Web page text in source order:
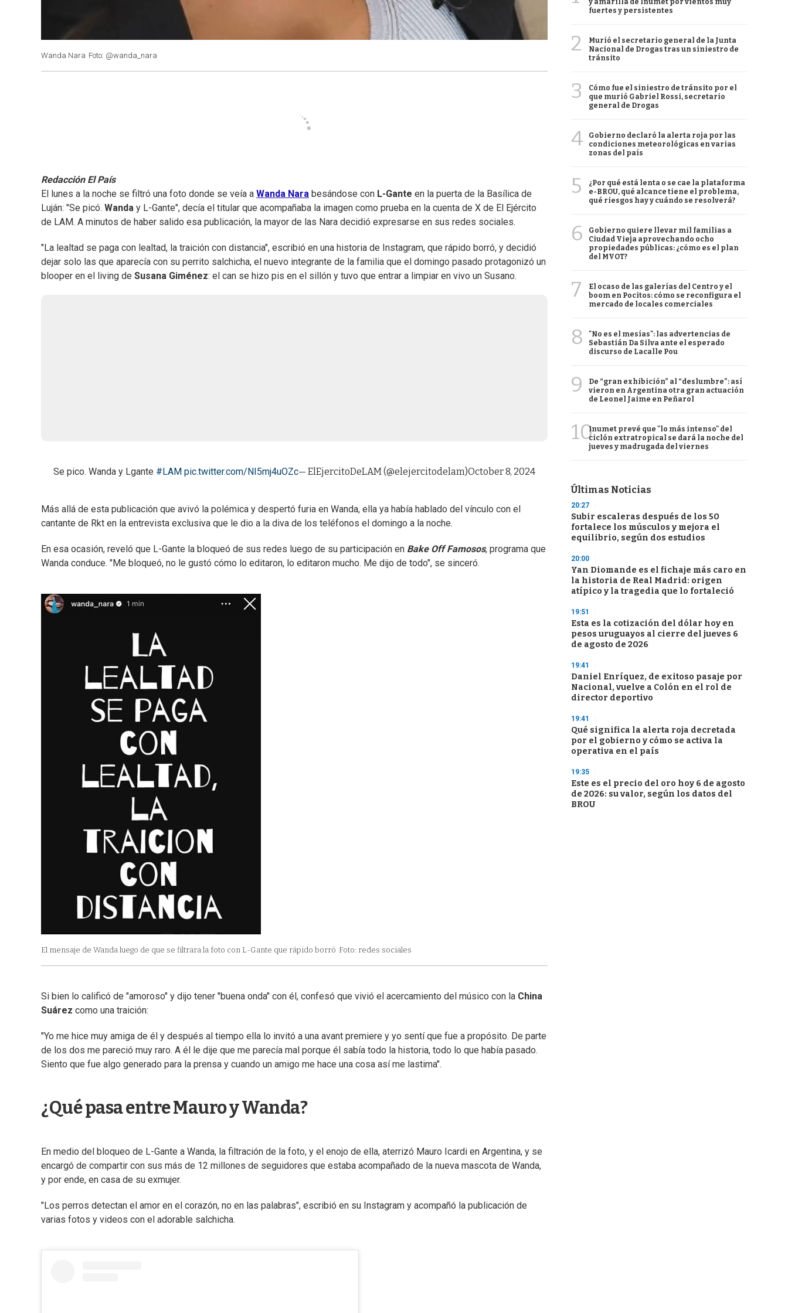
Wanda Nara Foto: @wanda_nara
Redacción El País
El lunes a la noche se filtró una foto donde se veía a Wanda Nara besándose con L-Gante en la puerta de la Basílica de
Luján: "Se picó. Wanda y L-Gante", decía el titular que acompañaba la imagen como prueba en la cuenta de X de El Ejército
de LAM. A minutos de haber salido esa publicación, la mayor de las Nara decidió expresarse en sus redes sociales.
"La lealtad se paga con lealtad, la traición con distancia", escribió en una historia de Instagram, que rápido borró, y decidió
dejar solo las que aparecía con su perrito salchicha, el nuevo integrante de la familia que el domingo pasado protagonizó un
blooper en el living de Susana Giménez: el can se hizo pis en el sillón y tuvo que entrar a limpiar en vivo un Susano.
Se pico. Wanda y Lgante #LAM pic.twitter.com/NI5mj4uOZc— ElEjercitoDeLAM (@elejercitodelam)October 8, 2024
Más allá de esta publicación que avivó la polémica y despertó furia en Wanda, ella ya había hablado del vínculo con el
cantante de Rkt en la entrevista exclusiva que le dio a la diva de los teléfonos el domingo a la noche.
En esa ocasión, reveló que L-Gante la bloqueó de sus redes luego de su participación en Bake Off Famosos, programa que
Wanda conduce. "Me bloqueó, no le gustó cómo lo editaron, lo editaron mucho. Me dijo de todo", se sinceró.
El mensaje de Wanda luego de que se filtrara la foto con L-Gante que rápido borró Foto: redes sociales
Si bien lo calificó de "amoroso" y dijo tener "buena onda" con él, confesó que vivió el acercamiento del músico con la China
Suárez como una traición:
"Yo me hice muy amiga de él y después al tiempo ella lo invitó a una avant premiere y yo sentí que fue a propósito. De parte
de los dos me pareció muy raro. A él le dije que me parecía mal porque él sabía todo la historia, todo lo que había pasado.
Siento que fue algo generado para la prensa y cuando un amigo me hace una cosa así me lastima".
¿Qué pasa entre Mauro y Wanda?
En medio del bloqueo de L-Gante a Wanda, la filtración de la foto, y el enojo de ella, aterrizó Mauro Icardi en Argentina, y se
encargó de compartir con sus más de 12 millones de seguidores que estaba acompañado de la nueva mascota de Wanda,
y por ende, en casa de su exmujer.
"Los perros detectan el amor en el corazón, no en las palabras", escribió en su Instagram y acompañó la publicación de
varias fotos y videos con el adorable salchicha.
y amarilla de Inumet por vientos muy
fuertes y persistentes
2
Murió el secretario general de la Junta
Nacional de Drogas tras un siniestro de
tránsito
3
Cómo fue el siniestro de tránsito por el
que murió Gabriel Rossi, secretario
general de Drogas
4
Gobierno declaró la alerta roja por las
condiciones meteorológicas en varias
zonas del país
5
¿Por qué está lenta o se cae la plataforma
e-BROU, qué alcance tiene el problema,
qué riesgos hay y cuándo se resolverá?
6
Gobierno quiere llevar mil familias a
Ciudad Vieja aprovechando ocho
propiedades públicas: ¿cómo es el plan
del MVOT?
7
El ocaso de las galerías del Centro y el
boom en Pocitos: cómo se reconfigura el
mercado de locales comerciales
8
"No es el mesías": las advertencias de
Sebastián Da Silva ante el esperado
discurso de Lacalle Pou
9
De “gran exhibición” al “deslumbre”: así
vieron en Argentina otra gran actuación
de Leonel Jaime en Peñarol
10Inumet prevé que "lo más intenso" del
ciclón extratropical se dará la noche del
jueves y madrugada del viernes
Últimas Noticias
20:27
Subir escaleras después de los 50
fortalece los músculos y mejora el
equilibrio, según dos estudios
20:00
Yan Diomande es el fichaje más caro en
la historia de Real Madrid: origen
atípico y la tragedia que lo fortaleció
19:51
Esta es la cotización del dólar hoy en
pesos uruguayos al cierre del jueves 6
de agosto de 2026
19:41
Daniel Enríquez, de exitoso pasaje por
Nacional, vuelve a Colón en el rol de
director deportivo
19:41
Qué significa la alerta roja decretada
por el gobierno y cómo se activa la
operativa en el país
19:35
Este es el precio del oro hoy 6 de agosto
de 2026: su valor, según los datos del
BROU